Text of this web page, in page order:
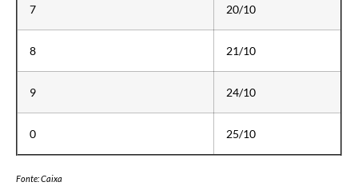
7 20/10
8 21/10
9 24/10
0 25/10
Fonte: Caixa